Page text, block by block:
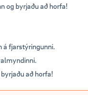
og byrjaðu að horfa!
á fjarstýringunni.
að horfa!